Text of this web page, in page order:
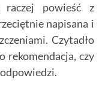
powieść z
napisana i
Czytadło
rekomendacja, czy